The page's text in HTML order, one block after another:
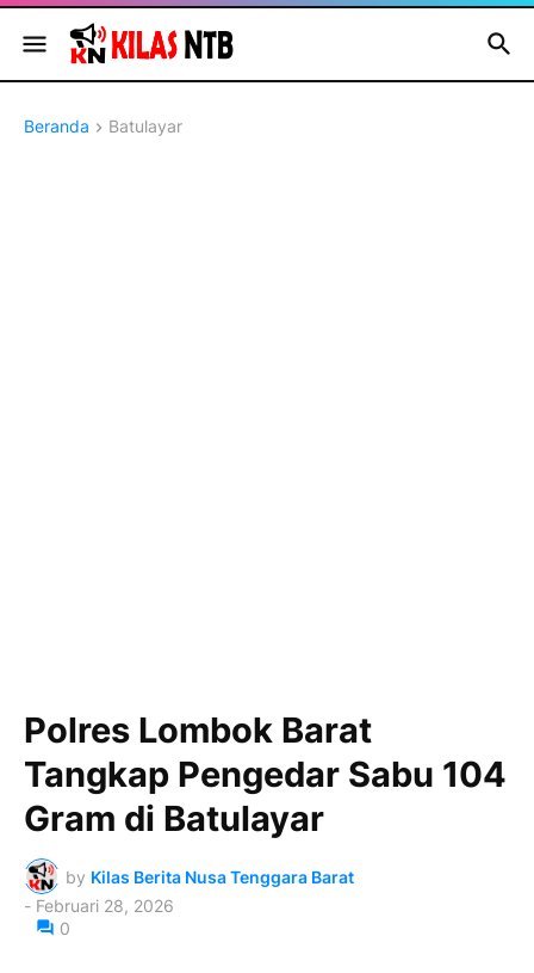
Beranda Batulayar
Polres Lombok Barat
Tangkap Pengedar Sabu 104
Gram di Batulayar
by Kilas Berita Nusa Tenggara Barat
- Februari 28, 2026
0